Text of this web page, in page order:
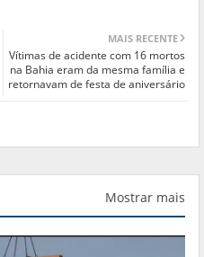
MAIS RECENTE
Vítimas de acidente com 16 mortos
na Bahia eram da mesma família e
retornavam de festa de aniversário
Mostrar mais